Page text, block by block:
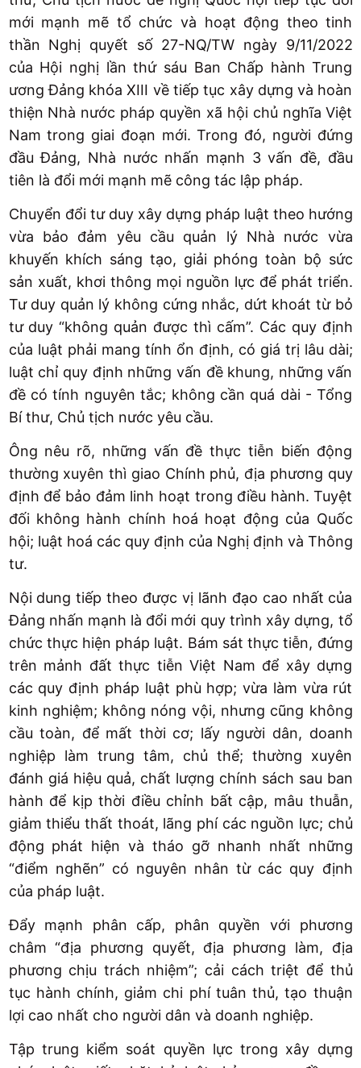
mới mạnh mẽ tổ chức và hoạt động theo tinh
thần Nghị quyết số 27-NQ/TW ngày 9/11/2022
của Hội nghị lần thứ sáu Ban Chấp hành Trung
ương Đảng khóa XIII về tiếp tục xây dựng và hoàn
thiện Nhà nước pháp quyền xã hội chủ nghĩa Việt
Nam trong giai đoạn mới. Trong đó, người đứng
đầu Đảng, Nhà nước nhấn mạnh 3 vấn đề, đầu
tiên là đổi mới mạnh mẽ công tác lập pháp.
Chuyển đổi tư duy xây dựng pháp luật theo hướng
vừa bảo đảm yêu cầu quản lý Nhà nước vừa
khuyến khích sáng tạo, giải phóng toàn bộ sức
sản xuất, khơi thông mọi nguồn lực để phát triển.
Tư duy quản lý không cứng nhắc, dứt khoát từ bỏ
tư duy “không quản được thì cấm”. Các quy định
của luật phải mang tính ổn định, có giá trị lâu dài;
luật chỉ quy định những vấn đề khung, những vấn
đề có tính nguyên tắc; không cần quá dài - Tổng
Bí thư, Chủ tịch nước yêu cầu.
Ông nêu rõ, những vấn đề thực tiễn biến động
thường xuyên thì giao Chính phủ, địa phương quy
định để bảo đảm linh hoạt trong điều hành. Tuyệt
đối không hành chính hoá hoạt động của Quốc
hội; luật hoá các quy định của Nghị định và Thông
tư.
Nội dung tiếp theo được vị lãnh đạo cao nhất của
Đảng nhấn mạnh là đổi mới quy trình xây dựng, tổ
chức thực hiện pháp luật. Bám sát thực tiễn, đứng
trên mảnh đất thực tiễn Việt Nam để xây dựng
các quy định pháp luật phù hợp; vừa làm vừa rút
kinh nghiệm; không nóng vội, nhưng cũng không
cầu toàn, để mất thời cơ; lấy người dân, doanh
nghiệp làm trung tâm, chủ thể; thường xuyên
đánh giá hiệu quả, chất lượng chính sách sau ban
hành để kịp thời điều chỉnh bất cập, mâu thuẫn,
giảm thiểu thất thoát, lãng phí các nguồn lực; chủ
động phát hiện và tháo gỡ nhanh nhất những
“điểm nghẽn” có nguyên nhân từ các quy định
của pháp luật.
Đẩy mạnh phân cấp, phân quyền với phương
châm “địa phương quyết, địa phương làm, địa
phương chịu trách nhiệm”; cải cách triệt để thủ
tục hành chính, giảm chi phí tuân thủ, tạo thuận
lợi cao nhất cho người dân và doanh nghiệp.
Tập trung kiểm soát quyền lực trong xây dựng